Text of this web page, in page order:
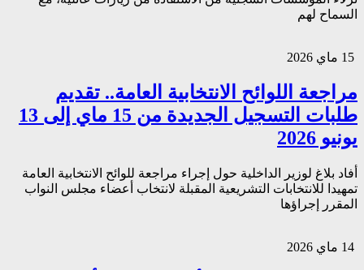
السماح لهم
مراجعة اللوائح الانتخابية العامة.. تقديم
طلبات التسجيل الجديدة من 15 ماي إلى 13
يونيو 2026
أفاد بلاغ لوزير الداخلية حول إجراء مراجعة للوائح الانتخابية العامة
تمهيدا للانتخابات التشريعية المقبلة لانتخاب أعضاء مجلس النواب
المقرر إجراؤها